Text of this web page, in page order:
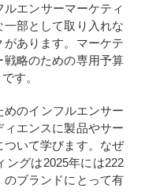
エンサーマーケティ
部として取り入れな
あります。マーケテ
戦略のための専用予算
す。
めのインフルエンサー
エンスに製品やサー
ついて学びます。なぜ
ングは2025年には222
ブランドにとって有